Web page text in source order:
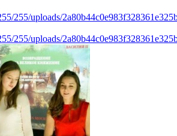
255/uploads/
255/uploads/